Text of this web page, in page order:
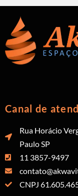
Canal de
Rua Horácio
Paulo SP
11 3857-9497
CNPJ